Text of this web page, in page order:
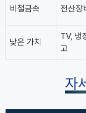
비철금속 전산장
낮은 가치
TV, 냉
고
자